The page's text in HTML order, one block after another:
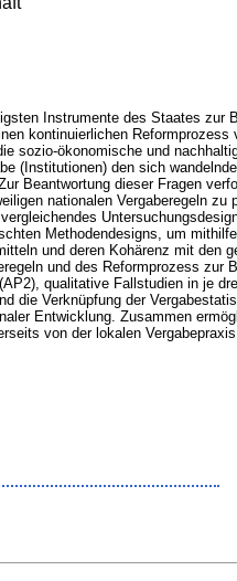
Instrumente des Staates
kontinuierlichen
sozio-ökonomische und
(Institutionen) den sich
Beantwortung dieser Fragen
nationalen Vergaberegeln
Methodendesigns, um
und deren Kohärenz mit
und des Reformprozess
qualitative Fallstudien in je
die Verknüpfung der
Entwicklung. Zusammen
von der lokalen